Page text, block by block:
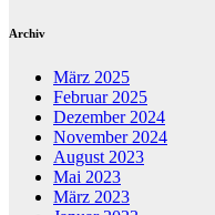
Archiv
März 2025
Februar 2025
Dezember 2024
November 2024
August 2023
Mai 2023
März 2023